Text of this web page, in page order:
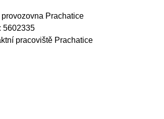
provozovna Prachatice
5602335
pracoviště Prachatice